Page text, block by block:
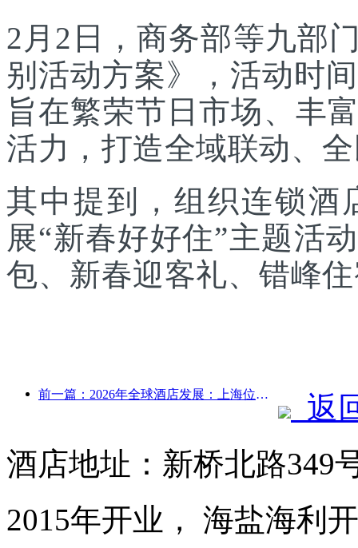
2月2日，商务部等九部
别活动方案》，活动时
旨在繁荣节日市场、丰
活力，打造全域联动、
其中提到，组织连锁酒
展“新春好好住”主题活
包、新春迎客礼、错峰
前一篇：2026年全球酒店发展：上海位居客房新增量榜首
返
酒店地址：新桥北路349
2015年开业， 海盐海